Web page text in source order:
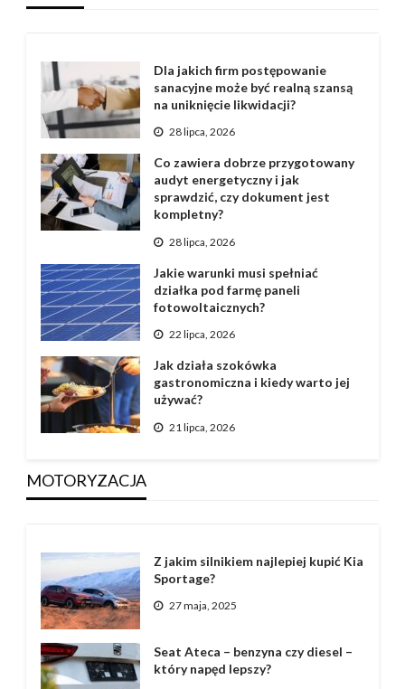
Dla jakich firm postępowanie
sanacyjne może być realną szansą
na uniknięcie likwidacji?
28 lipca, 2026
Co zawiera dobrze przygotowany
audyt energetyczny i jak
sprawdzić, czy dokument jest
kompletny?
28 lipca, 2026
Jakie warunki musi spełniać
działka pod farmę paneli
fotowoltaicznych?
22 lipca, 2026
Jak działa szokówka
gastronomiczna i kiedy warto jej
używać?
21 lipca, 2026
MOTORYZACJA
Z jakim silnikiem najlepiej kupić Kia
Sportage?
27 maja, 2025
Seat Ateca – benzyna czy diesel –
który napęd lepszy?